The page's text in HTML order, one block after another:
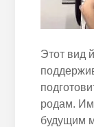
Этот вид
родам.
будущим